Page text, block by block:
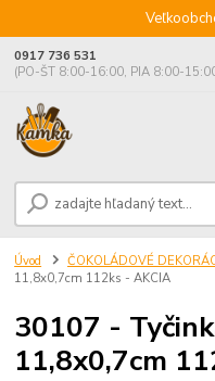
0917 736 531
(PO-ŠT 8:00-16:00, PIA 8:00-
Úvod ČOKOLÁDOVÉ
11,8x0,7cm 112ks - AKCIA
30107 -
11,8x0,7cm